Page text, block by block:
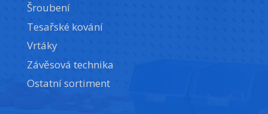
Šroubení
Tesařské kování
Vrtáky
Závěsová technika
Ostatní sortiment